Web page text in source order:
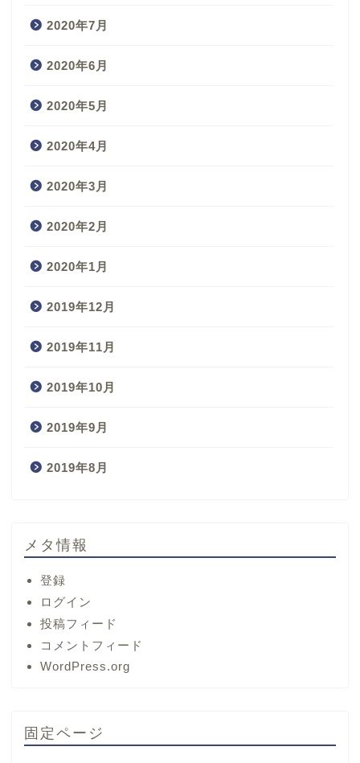
2020年7月
2020年6月
2020年5月
2020年4月
2020年3月
2020年2月
2020年1月
2019年12月
2019年11月
2019年10月
2019年9月
2019年8月
メタ情報
登録
ログイン
投稿フィード
コメントフィード
WordPress.org
固定ページ
プロフィール